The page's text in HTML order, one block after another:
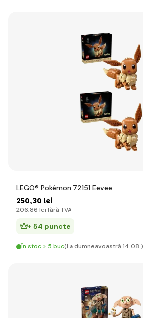
LEGO® Pokémon 72151 Eevee
250,30 lei
206,86 lei fără TVA
+ 54 puncte
În stoc > 5 buc(La dumneavoastră 14.08.)